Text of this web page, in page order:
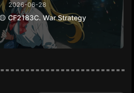
2026-06-28
CF2183C. War Strategy